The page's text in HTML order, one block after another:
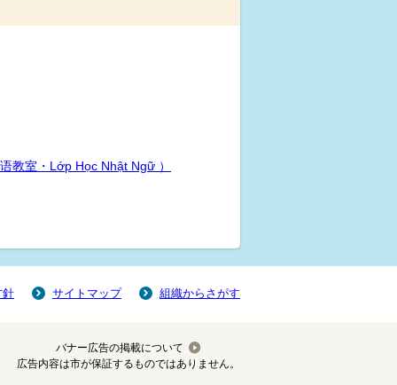
教室・Lớp Học Nhật Ngữ ）
針 サイトマップ 組織からさがす
バナー広告の掲載について
広告内容は市が保証するものではありません。